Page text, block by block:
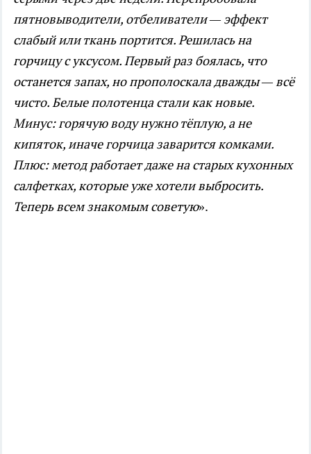
пятновыводители, отбеливатели — эффект
слабый или ткань портится. Решилась на
горчицу с уксусом. Первый раз боялась, что
останется запах, но прополоскала дважды — всё
чисто. Белые полотенца стали как новые.
Минус: горячую воду нужно тёплую, а не
кипяток, иначе горчица заварится комками.
Плюс: метод работает даже на старых кухонных
салфетках, которые уже хотели выбросить.
Теперь всем знакомым советую».